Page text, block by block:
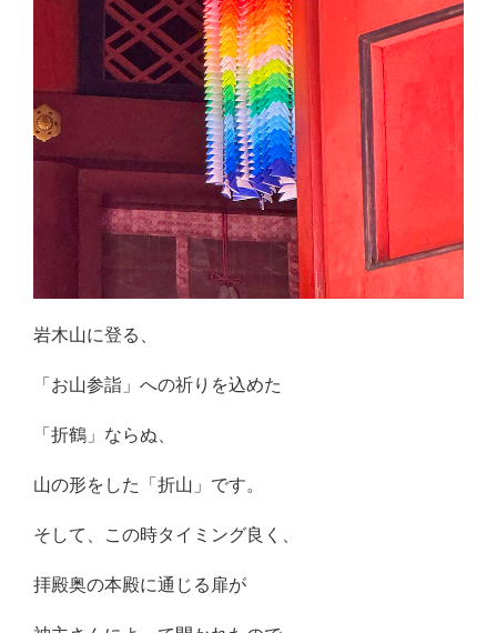
岩木山に登る、
「お山参詣」への祈りを込めた
「折鶴」ならぬ、
山の形をした「折山」です。
そして、この時タイミング良く、
拝殿奥の本殿に通じる扉が